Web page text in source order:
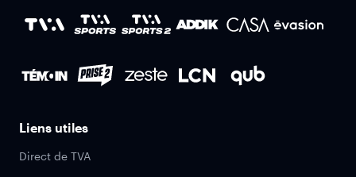
Liens utiles
Direct de TVA